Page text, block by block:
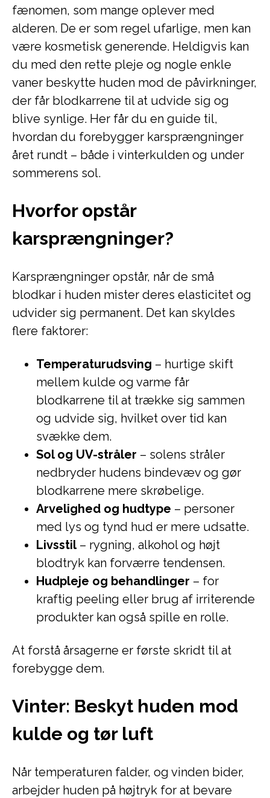
fænomen, som mange oplever med
alderen. De er som regel ufarlige, men kan
være kosmetisk generende. Heldigvis kan
du med den rette pleje og nogle enkle
vaner beskytte huden mod de påvirkninger,
der får blodkarrene til at udvide sig og
blive synlige. Her får du en guide til,
hvordan du forebygger karsprængninger
året rundt – både i vinterkulden og under
sommerens sol.
Hvorfor opstår
karsprængninger?
Karsprængninger opstår, når de små
blodkar i huden mister deres elasticitet og
udvider sig permanent. Det kan skyldes
flere faktorer:
Temperaturudsving – hurtige skift
mellem kulde og varme får
blodkarrene til at trække sig sammen
og udvide sig, hvilket over tid kan
svække dem.
Sol og UV-stråler – solens stråler
nedbryder hudens bindevæv og gør
blodkarrene mere skrøbelige.
Arvelighed og hudtype – personer
med lys og tynd hud er mere udsatte.
Livsstil– rygning, alkohol og højt
blodtryk kan forværre tendensen.
Hudpleje og behandlinger – for
kraftig peeling eller brug af irriterende
produkter kan også spille en rolle.
At forstå årsagerne er første skridt til at
forebygge dem.
Vinter: Beskyt huden mod
kulde og tør luft
Når temperaturen falder, og vinden bider,
arbejder huden på højtryk for at bevare